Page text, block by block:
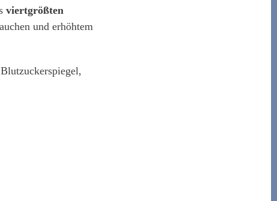
viertgrößten
und erhöhtem